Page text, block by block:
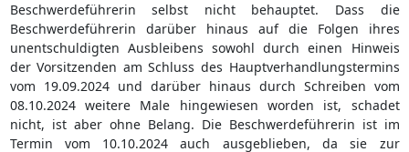
Beschwerdeführerin selbst nicht behauptet. Dass die
Beschwerdeführerin darüber hinaus auf die Folgen ihres
unentschuldigten Ausbleibens sowohl durch einen Hinweis
der Vorsitzenden am Schluss des Hauptverhandlungstermins
vom 19.09.2024 und darüber hinaus durch Schreiben vom
08.10.2024 weitere Male hingewiesen worden ist, schadet
nicht, ist aber ohne Belang. Die Beschwerdeführerin ist im
Termin vom 10.10.2024 auch ausgeblieben, da sie zur